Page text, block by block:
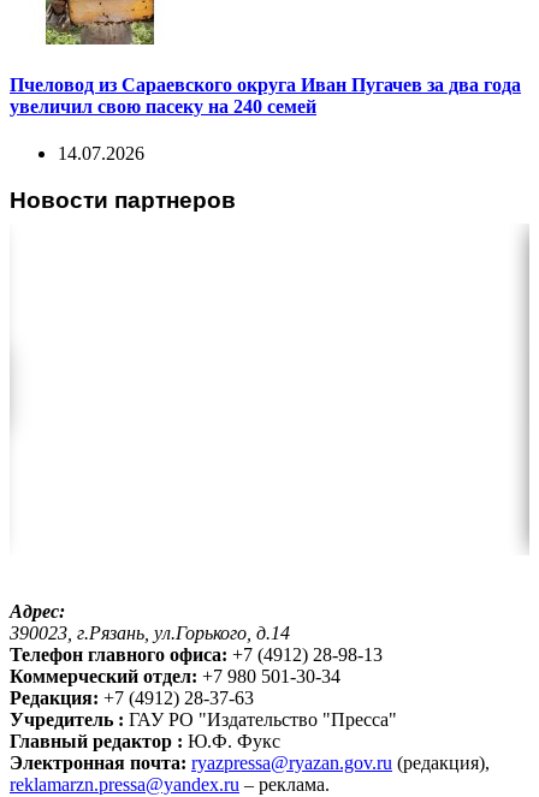
Пчеловод из Сараевского округа Иван Пугачев за два года
увеличил свою пасеку на 240 семей
14.07.2026
Новости партнеров
Адрес:
390023, г.Рязань, ул.Горького, д.14
Телефон главного офиса: +7 (4912) 28-98-13
Коммерческий отдел: +7 980 501-30-34
Редакция: +7 (4912) 28-37-63
Учредитель : ГАУ РО "Издательство "Пресса"
Главный редактор : Ю.Ф. Фукс
Электронная почта: ryazpressa@ryazan.gov.ru (редакция),
reklamarzn.pressa@yandex.ru – реклама.